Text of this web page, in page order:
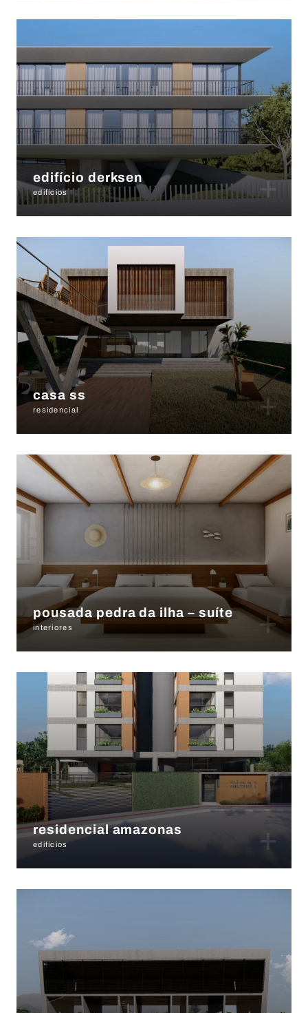
edifício derksen
edifícios +
casa ss
residencial +
pousada pedra da ilha – suíte
interiores +
residencial amazonas
edifícios +